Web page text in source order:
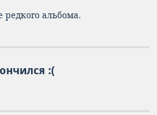
альбома.
:(